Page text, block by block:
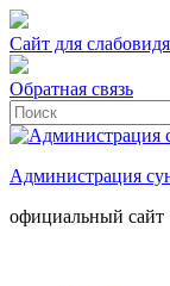
Сайт для
Обратная связь
Администрация
официальный сайт